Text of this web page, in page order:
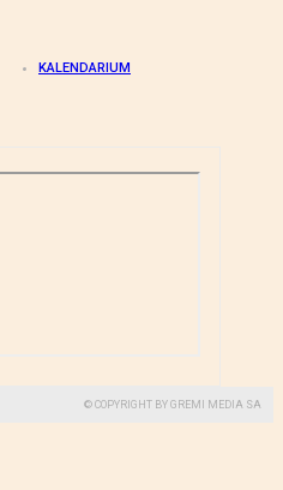
KALENDARIUM
© COPYRIGHT BY GREMI MEDIA SA